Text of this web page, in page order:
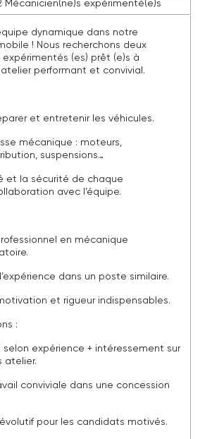
2 Mécanicien(ne)s expérimenté(e)s
dynamique dans notre
! Nous recherchons deux
(es) prêt (e)s à
atelier performant et convivial.
et entretenir les véhicules.
mécanique : moteurs,
suspensions…
et la sécurité de chaque
avec l’équipe.
en mécanique
dans un poste similaire.
et rigueur indispensables.
:
selon expérience + intéressement sur
atelier.
conviviale dans une concession
pour les candidats motivés.